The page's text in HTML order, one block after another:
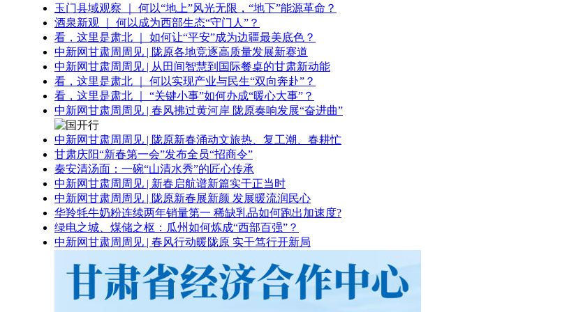
玉门县域观察 ｜ 何以“地上”风光无限，“地下”能源革命？
酒泉新观 ｜ 何以成为西部生态“守门人”？
看，这里是肃北 ｜ 如何让“平安”成为边疆最美底色？
中新网甘肃周周见 | 陇原各地竞逐高质量发展新赛道
中新网甘肃周周见 | 从田间智慧到国际餐桌的甘肃新动能
看，这里是肃北 ｜ 何以实现产业与民生“双向奔赴”？
看，这里是肃北 ｜ “关键小事”如何办成“暖心大事”？
中新网甘肃周周见 | 春风拂过黄河岸 陇原奏响发展“奋进曲”
中新网甘肃周周见 | 陇原新春涌动文旅热、复工潮、春耕忙
甘肃庆阳“新春第一会”发布全员“招商令”
秦安清汤面：一碗“山清水秀”的匠心传承
中新网甘肃周周见 | 新春启航谱新篇实干正当时
中新网甘肃周周见 | 陇原新春展新颜 发展暖流润民心
华羚牦牛奶粉连续两年销量第一 稀缺乳品如何跑出加速度?
绿电之城、煤储之枢：瓜州如何炼成“西部百强”？
中新网甘肃周周见 | 春风行动暖陇原 实干笃行开新局